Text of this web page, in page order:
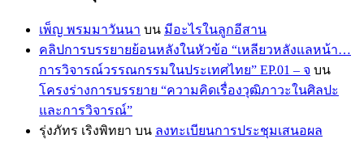
เพ็ญ พรมมาวันนา บน มีอะไรในลูกอีสาน
คลิปการบรรยายย้อนหลังในหัวข้อ “เหลียวหลังแลหน้า…
การวิจารณ์วรรณกรรมในประเทศไทย” EP.01 – จ บน
โครงร่างการบรรยาย “ความคิดเรื่องวุฒิภาวะในศิลปะ
และการวิจารณ์”
รุ่งภัทร เริงพิทยา บน ลงทะเบียนการประชุมเสนอผล